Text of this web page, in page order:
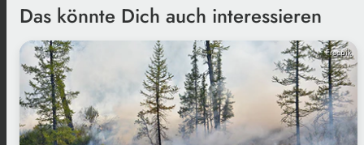
Das könnte Dich auch interessieren
Freepik